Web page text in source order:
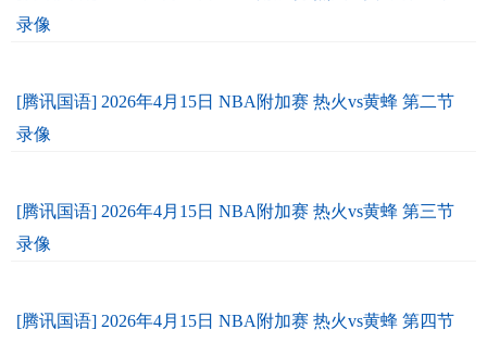
录像
[腾讯国语] 2026年4月15日 NBA附加赛 热火vs黄蜂 第二节
录像
[腾讯国语] 2026年4月15日 NBA附加赛 热火vs黄蜂 第三节
录像
[腾讯国语] 2026年4月15日 NBA附加赛 热火vs黄蜂 第四节